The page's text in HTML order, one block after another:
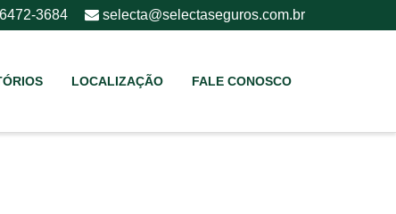
3684 selecta@selectaseguros.com.br
LOCALIZAÇÃO FALE CONOSCO